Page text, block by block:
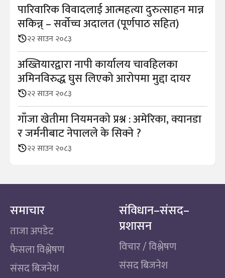
पारिवारिक विवादलाई आत्महत्या दुरुत्साहन मान्न
सकिन्न् – सर्वोच्च अदालत (पूर्णपाठ सहित)
२२ साउन २०८३
अख्तियारद्वारा नापी कार्यालय चावहिलका
अमिनविरुद्ध घुस लिएको आरोपमा मुद्दा दायर
२२ साउन २०८३
गाँजा खेतीमा नियमनको प्रश्न : अमेरिका, क्यानडा
र जर्मनीबाट नेपालले के सिक्ने ?
२२ साउन २०८३
समाचार
ताजा अपडेट
फैसला विश्लेषण
संसद बिजनेश
संविधान–संसद–
प्रशासन
विचार / विश्लेषण
संसद बिजनेश